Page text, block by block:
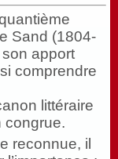
Sand (1804-
son apport
comprendre
littéraire
congrue.
reconnue, il